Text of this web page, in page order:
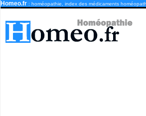
Homeo.fr : homéopathie, index des médicaments